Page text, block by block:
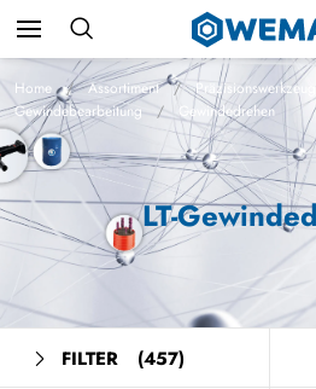
Home Assortiment
Gewindebearbeitung
Gewindedrehen
LT-
FILTER (457)